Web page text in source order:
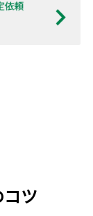
ツ